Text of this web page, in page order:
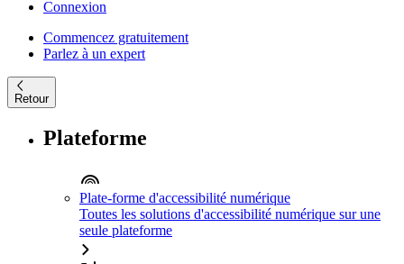
Connexion
Commencez gratuitement
Parlez à un expert
Retour
Plateforme
Plate-forme d'accessibilité numérique
Toutes les solutions d'accessibilité numérique sur une
seule plateforme